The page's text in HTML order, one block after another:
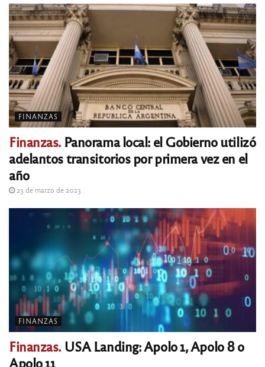
FINANZAS
Finanzas. Panorama local: el Gobierno utilizó
adelantos transitorios por primera vez en el
año
23 de marzo de 2023
FINANZAS
Finanzas. USA Landing: Apolo 1, Apolo 8 o
Apolo 11